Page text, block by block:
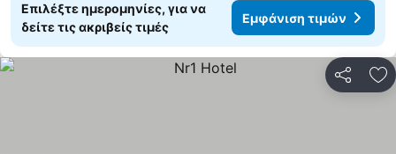
Επιλέξτε ημερομηνίες, για να
δείτε τις ακριβείς τιμές
Εμφάνιση τιμών